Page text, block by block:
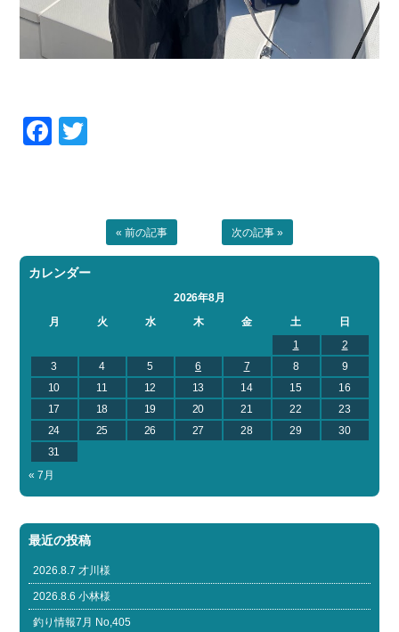
Facebook
« 前の記事 次の記事 »
カレンダー
2026年8月
月
火 水 木 金 土
日
1
2
3
4 5 6 7 8
9
10
11 12 13 14 15
16
17
18 19 20 21 22
23
24
25 26 27 28 29
30
31
« 7月
最近の投稿
2026.8.7 才川様
2026.8.6 小林様
釣り情報7月 No,405